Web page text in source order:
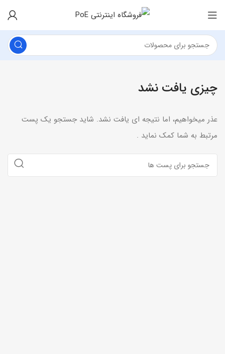
چیزی یافت نشد
عذر میخواهیم، اما نتیجه ای یافت نشد. شاید جستجو یک پست
مرتبط به شما کمک نماید .